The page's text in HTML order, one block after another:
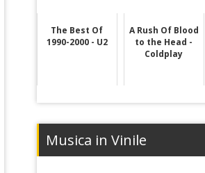
The Best Of
1990-2000 - U2
A Rush Of Blood
to the Head -
Coldplay
Musica in Vinile